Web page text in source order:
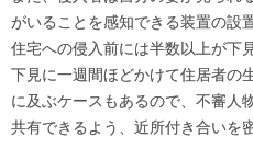
がいることを感知できる装置の設
住宅への侵入前には半数以上が下
下見に一週間ほどかけて住居者の
に及ぶケースもあるので、不審人
共有できるよう、近所付き合いを